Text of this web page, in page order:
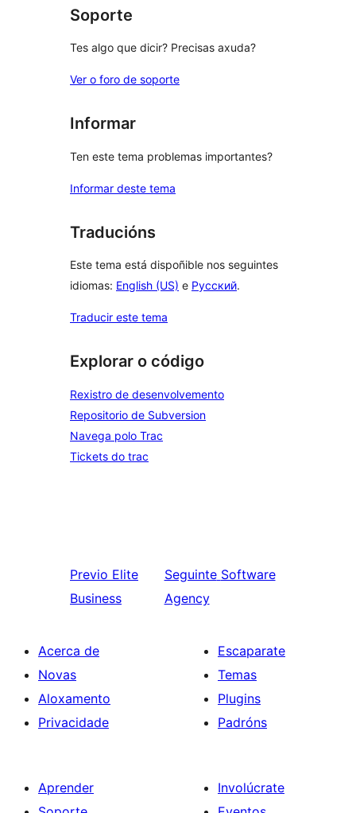
Soporte
Tes algo que dicir? Precisas axuda?
Ver o foro de soporte
Informar
Ten este tema problemas importantes?
Informar deste tema
Traducións
Este tema está dispoñible nos seguintes
idiomas: English (US) e Русский.
Traducir este tema
Explorar o código
Rexistro de desenvolvemento
Repositorio de Subversion
Navega polo Trac
Tickets do trac
Previo Elite
Business
Seguinte Software
Agency
Acerca de
Novas
Aloxamento
Privacidade
Escaparate
Temas
Plugins
Padróns
Aprender
Involúcrate